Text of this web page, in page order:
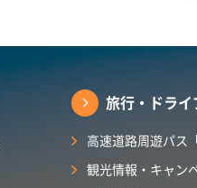
旅行・ドライ
高速道路周遊パス
観光情報・キャン